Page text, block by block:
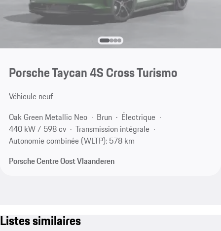
Porsche Taycan 4S Cross Turismo
Véhicule neuf
Oak Green Metallic Neo
Brun
Électrique
440 kW / 598 cv
Transmission intégrale
Autonomie combinée (WLTP): 578 km
Porsche Centre Oost Vlaanderen
Listes similaires